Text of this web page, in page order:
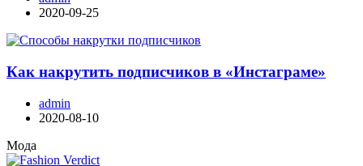
2020-09-25
Как накрутить подписчиков в «Инстаграме»
admin
2020-08-10
Мода